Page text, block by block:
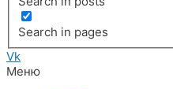
Search in pages
Vk
Меню